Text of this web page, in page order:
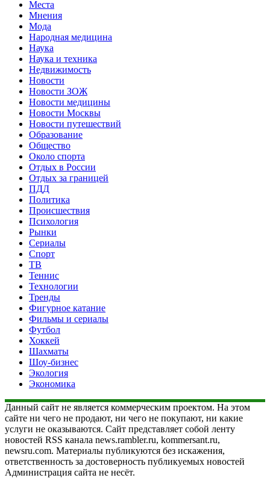
Места
Мнения
Мода
Народная медицина
Наука
Наука и техника
Недвижимость
Новости
Новости ЗОЖ
Новости медицины
Новости Москвы
Новости путешествий
Образование
Общество
Около спорта
Отдых в России
Отдых за границей
ПДД
Политика
Происшествия
Психология
Рынки
Сериалы
Спорт
ТВ
Теннис
Технологии
Тренды
Фигурное катание
Фильмы и сериалы
Футбол
Хоккей
Шахматы
Шоу-бизнес
Экология
Экономика
Данный сайт не является коммерческим проектом. На этом
сайте ни чего не продают, ни чего не покупают, ни какие
услуги не оказываются. Сайт представляет собой ленту
новостей RSS канала news.rambler.ru, kommersant.ru,
newsru.com. Материалы публикуются без искажения,
ответственность за достоверность публикуемых новостей
Администрация сайта не несёт.